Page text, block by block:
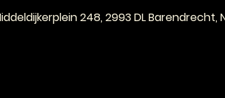
248, 2993 DL Barendrecht,